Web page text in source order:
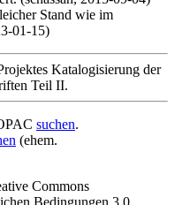
Stand wie im
01-15)
Katalogisierung der
Teil II.
suchen.
(ehem.
Commons